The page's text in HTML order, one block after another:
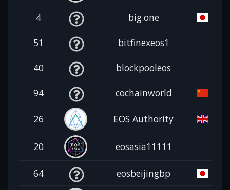
4 big.one
51 bitfinexeos1
40 blockpooleos
94 cochainworld
26 EOS Authority
20 eosasia11111
64 eosbeijingbp